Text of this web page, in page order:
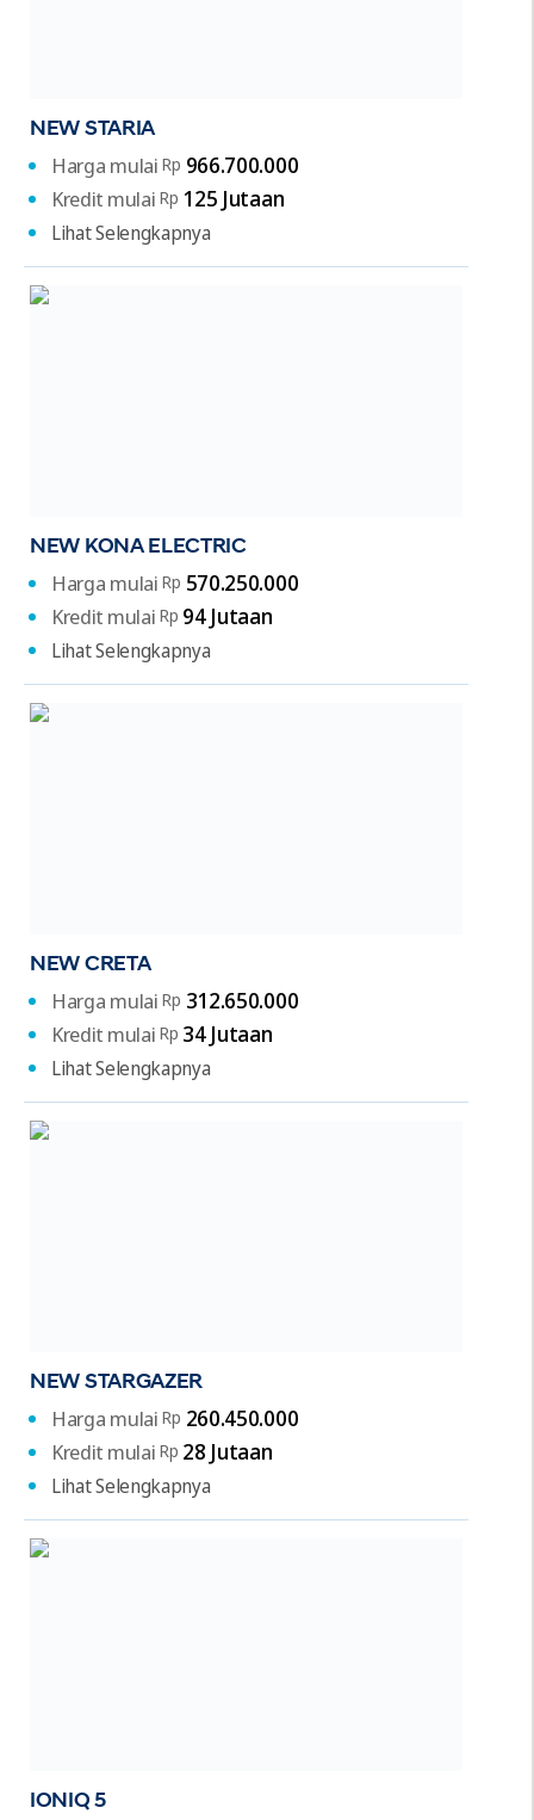
NEW STARIA
Harga mulai Rp 966.700.000
Kredit mulai Rp 125 Jutaan
Lihat Selengkapnya
NEW KONA ELECTRIC
Harga mulai Rp 570.250.000
Kredit mulai Rp 94 Jutaan
Lihat Selengkapnya
NEW CRETA
Harga mulai Rp 312.650.000
Kredit mulai Rp 34 Jutaan
Lihat Selengkapnya
NEW STARGAZER
Harga mulai Rp 260.450.000
Kredit mulai Rp 28 Jutaan
Lihat Selengkapnya
IONIQ 5